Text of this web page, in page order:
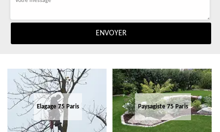
Elagage 75 Paris Paysagiste 75 Paris